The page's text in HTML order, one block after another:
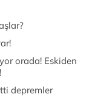
orada! Eskiden
depremler